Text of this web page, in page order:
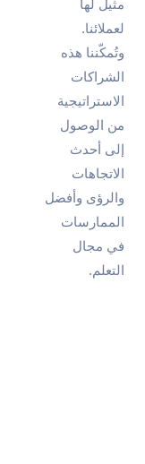
مثيل لها
لعملائنا.
وتُمكّننا هذه
الشراكات
الاستراتيجية
من الوصول
إلى أحدث
الاتجاهات
والرؤى وأفضل
الممارسات
في مجال
التعلم.